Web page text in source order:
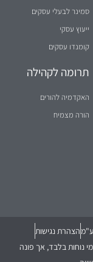
סמינר לבעלי עסקים
ייעוץ עסקי
קומנדו עסקים
תרומה לקהילה
האקדמיה להורים
הורה מצמיח
הצהרת נגישות
נוחות בלבד, אך פונה